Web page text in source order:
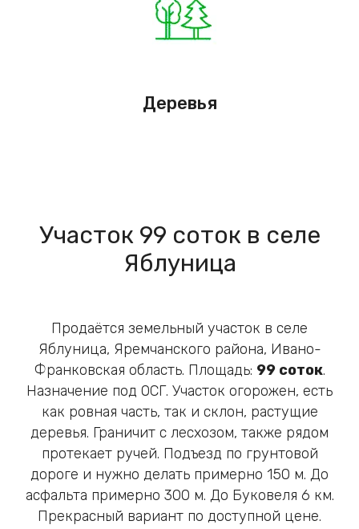
Деревья
Участок 99 соток в селе
Яблуница
Продаётся земельный участок в селе
Яблуница, Яремчанского района, Ивано-
Франковская область. Площадь: 99 соток.
Назначение под ОСГ. Участок огорожен, есть
как ровная часть, так и склон, растущие
деревья. Граничит с лесхозом, также рядом
протекает ручей. Подъезд по грунтовой
дороге и нужно делать примерно 150 м. До
асфальта примерно 300 м. До Буковеля 6 км.
Прекрасный вариант по доступной цене.